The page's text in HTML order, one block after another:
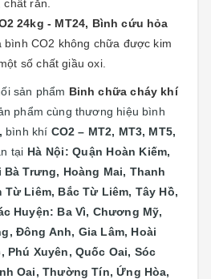
rắn.
24kg - MT24, Bình cứu hỏa
bình CO2 không chữa được kim
số chất giầu oxi.
sản phẩm Binh chữa cháy khí
phẩm cùng thương hiệu bình
bình khí CO2 – MT2, MT3, MT5,
tại Hà Nội: Quận Hoàn Kiếm,
Trưng, Hoàng Mai, Thanh
Từ Liêm, Bắc Từ Liêm, Tây Hồ,
Huyện: Ba Vì, Chương Mỹ,
Đông Anh, Gia Lâm, Hoài
Xuyên, Quốc Oai, Sóc
Oai, Thường Tín, Ứng Hòa,